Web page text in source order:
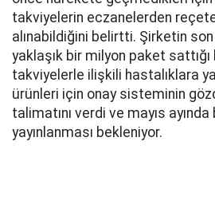
takviyelerin eczanelerden
alınabildiğini belirtti. Şirketin son
yaklaşık bir milyon paket
takviyelerle ilişkili hastalıklara
ürünleri için onay sisteminin
talimatını verdi ve mayıs
yayınlanması bekleniyor.